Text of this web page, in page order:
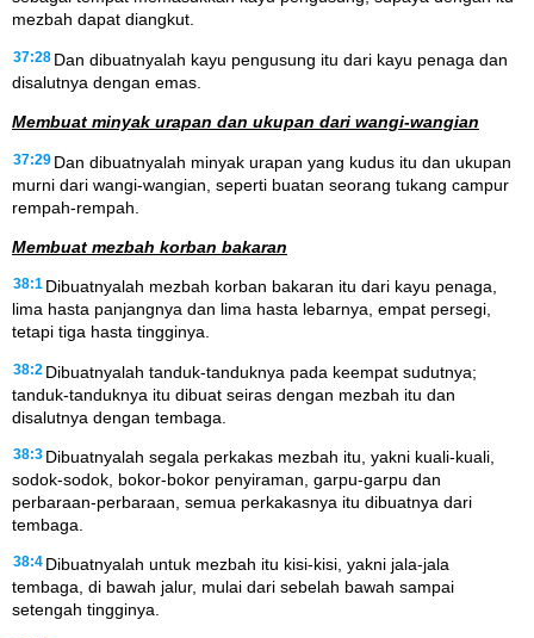
mezbah dapat diangkut.
37:28 Dan dibuatnyalah kayu pengusung itu dari kayu penaga dan
disalutnya dengan emas.
Membuat minyak urapan dan ukupan dari wangi-wangian
37:29 Dan dibuatnyalah minyak urapan yang kudus itu dan ukupan
murni dari wangi-wangian, seperti buatan seorang tukang campur
rempah-rempah.
Membuat mezbah korban bakaran
38:1 Dibuatnyalah mezbah korban bakaran itu dari kayu penaga,
lima hasta panjangnya dan lima hasta lebarnya, empat persegi,
tetapi tiga hasta tingginya.
38:2 Dibuatnyalah tanduk-tanduknya pada keempat sudutnya;
tanduk-tanduknya itu dibuat seiras dengan mezbah itu dan
disalutnya dengan tembaga.
38:3 Dibuatnyalah segala perkakas mezbah itu, yakni kuali-kuali,
sodok-sodok, bokor-bokor penyiraman, garpu-garpu dan
perbaraan-perbaraan, semua perkakasnya itu dibuatnya dari
tembaga.
38:4 Dibuatnyalah untuk mezbah itu kisi-kisi, yakni jala-jala
tembaga, di bawah jalur, mulai dari sebelah bawah sampai
setengah tingginya.